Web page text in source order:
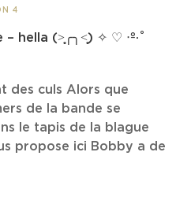
4
hella (˃̣̣̥╭╮˂̣̣̥) ✧ ♡ ‧º·˚
des culs Alors que
de la bande se
le tapis de la blague
propose ici Bobby a de